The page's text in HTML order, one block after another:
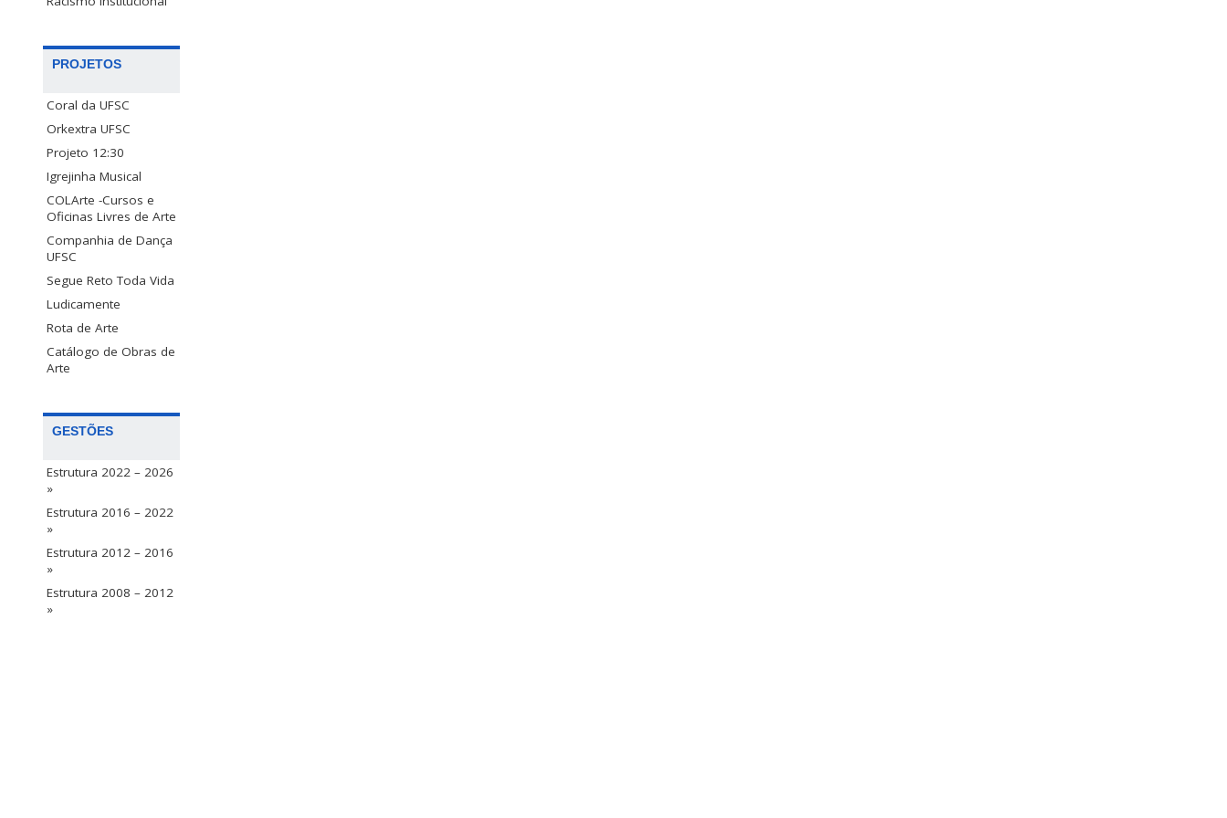
PROJETOS
Coral da UFSC
Orkextra UFSC
Projeto 12:30
Igrejinha Musical
COLArte -Cursos e
Oficinas Livres de Arte
Companhia de Dança
UFSC
Segue Reto Toda Vida
Ludicamente
Rota de Arte
Catálogo de Obras de
Arte
GESTÕES
Estrutura 2022 – 2026
»
Estrutura 2016 – 2022
»
Estrutura 2012 – 2016
»
Estrutura 2008 – 2012
»